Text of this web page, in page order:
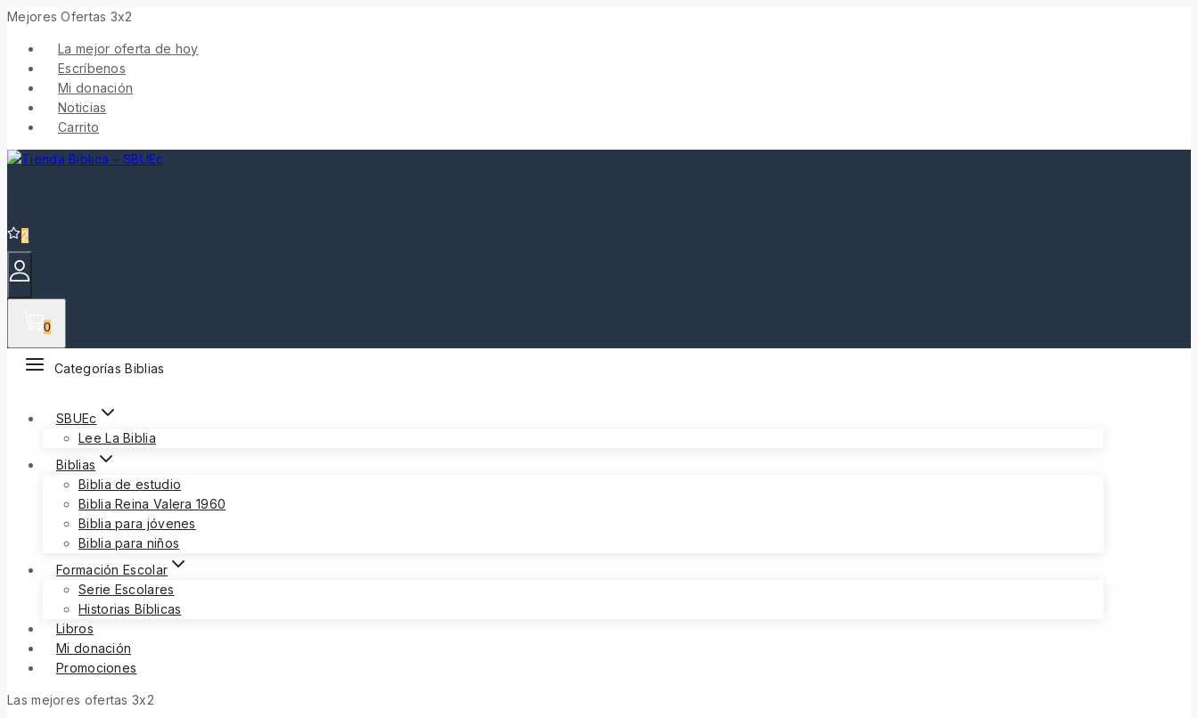
Skip
content
Mejores Ofertas 3x2
La mejor oferta de hoy
Escríbenos
Mi donación
Noticias
Carrito
2
0
Categorías Biblias
SBUEc
Lee La Biblia
Biblias
Biblia de estudio
Biblia Reina Valera 1960
Biblia para jóvenes
Biblia para niños
Formación Escolar
Serie Escolares
Historias Bíblicas
Libros
Mi donación
Promociones
Las mejores ofertas 3x2